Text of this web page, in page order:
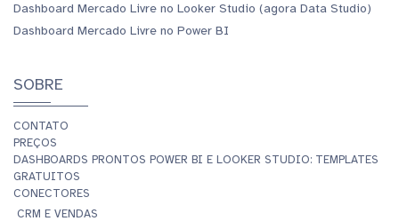
Dashboard Mercado Livre no Looker Studio (agora Data Studio)
Dashboard Mercado Livre no Power BI
SOBRE
CONTATO
PREÇOS
DASHBOARDS PRONTOS POWER BI E LOOKER STUDIO: TEMPLATES
GRATUITOS
CONECTORES
CRM E VENDAS